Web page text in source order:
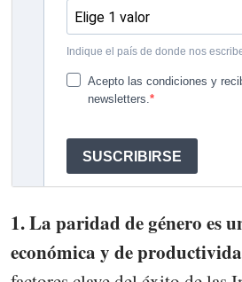
1. La paridad de género es
económica y de